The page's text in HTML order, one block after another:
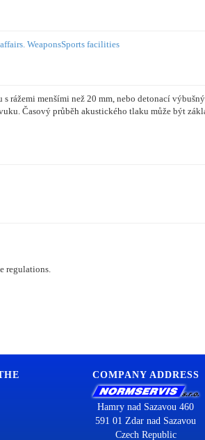
WeaponsSports facilities
menšími než 20 mm, nebo detonací
Časový průběh akustického tlaku může být
regulations.
COMPANY ADDRESS
Hamry nad Sazavou 460
591 01 Zdar nad Sazavou
Czech Republic